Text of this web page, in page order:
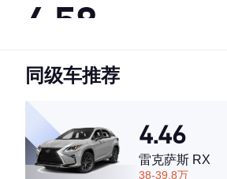
4.58
·外观表现一般，低于54%同级车
·空间表现一般，低于73%同级车
同级车推荐
4.46
雷克萨斯 RX
38-39.8万